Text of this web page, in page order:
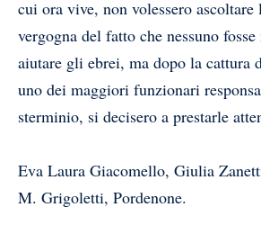
cui ora vive, non volessero ascoltare
vergogna del fatto che nessuno
aiutare gli ebrei, ma dopo la cattura
uno dei maggiori funzionari
sterminio, si decisero a prestarle
Eva Laura Giacomello, Giulia
M. Grigoletti, Pordenone.